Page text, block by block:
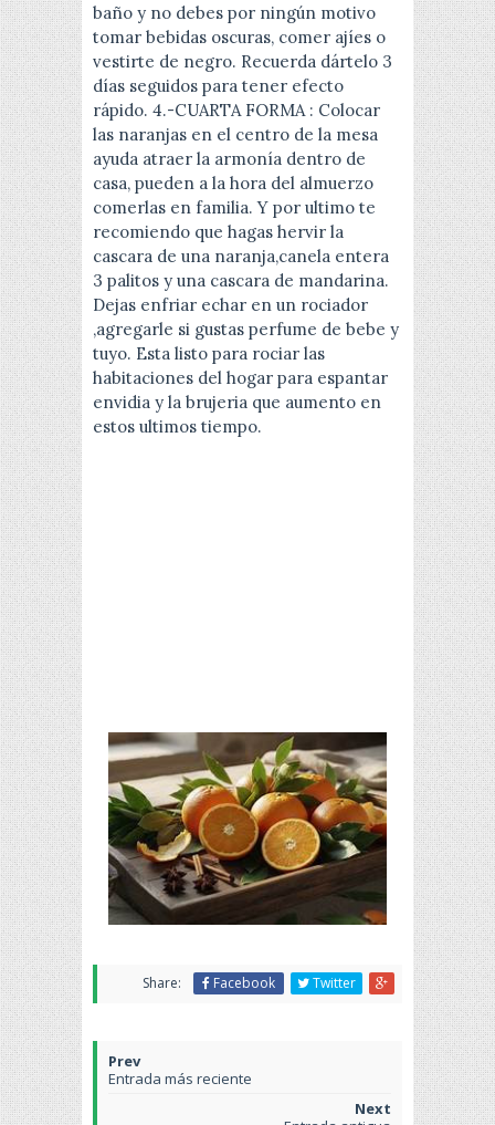
baño y no debes por ningún motivo
tomar bebidas oscuras, comer ajíes o
vestirte de negro. Recuerda dártelo 3
días seguidos para tener efecto
rápido. 4.-CUARTA FORMA : Colocar
las naranjas en el centro de la mesa
ayuda atraer la armonía dentro de
casa, pueden a la hora del almuerzo
comerlas en familia. Y por ultimo te
recomiendo que hagas hervir la
cascara de una naranja,canela entera
3 palitos y una cascara de mandarina.
Dejas enfriar echar en un rociador
,agregarle si gustas perfume de bebe y
tuyo. Esta listo para rociar las
habitaciones del hogar para espantar
envidia y la brujeria que aumento en
estos ultimos tiempo.
Share: Facebook Twitter
Entrada más reciente